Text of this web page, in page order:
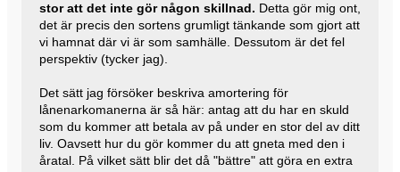
stor att det inte gör någon skillnad. Detta gör mig ont,
det är precis den sortens grumligt tänkande som gjort att
vi hamnat där vi är som samhälle. Dessutom är det fel
perspektiv (tycker jag).
Det sätt jag försöker beskriva amortering för
lånenarkomanerna är så här: antag att du har en skuld
som du kommer att betala av på under en stor del av ditt
liv. Oavsett hur du gör kommer du att gneta med den i
åratal. På vilket sätt blir det då "bättre" att göra en extra